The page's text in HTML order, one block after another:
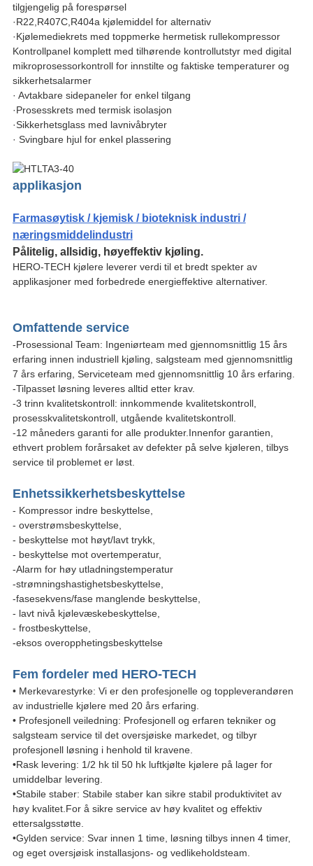
tilgjengelig på forespørsel
·R22,R407C,R404a kjølemiddel for alternativ
·Kjølemediekrets med toppmerke hermetisk rullekompressor
Kontrollpanel komplett med tilhørende kontrollutstyr med digital
mikroprosessorkontroll for innstilte og faktiske temperaturer og
sikkerhetsalarmer
· Avtakbare sidepaneler for enkel tilgang
·Prosesskrets med termisk isolasjon
·Sikkerhetsglass med lavnivåbryter
· Svingbare hjul for enkel plassering
applikasjon
Farmasøytisk / kjemisk / bioteknisk industri /
næringsmiddelindustri
Pålitelig, allsidig, høyeffektiv kjøling.
HERO-TECH kjølere leverer verdi til et bredt spekter av
applikasjoner med forbedrede energieffektive alternativer.
Omfattende service
-Prosessional Team: Ingeniørteam med gjennomsnittlig 15 års
erfaring innen industriell kjøling, salgsteam med gjennomsnittlig
7 års erfaring, Serviceteam med gjennomsnittlig 10 års erfaring.
-Tilpasset løsning leveres alltid etter krav.
-3 trinn kvalitetskontroll: innkommende kvalitetskontroll,
prosesskvalitetskontroll, utgående kvalitetskontroll.
-12 måneders garanti for alle produkter.Innenfor garantien,
ethvert problem forårsaket av defekter på selve kjøleren, tilbys
service til problemet er løst.
Enhetssikkerhetsbeskyttelse
- Kompressor indre beskyttelse,
- overstrømsbeskyttelse,
- beskyttelse mot høyt/lavt trykk,
- beskyttelse mot overtemperatur,
-Alarm for høy utladningstemperatur
-strømningshastighetsbeskyttelse,
-fasesekvens/fase manglende beskyttelse,
- lavt nivå kjølevæskebeskyttelse,
- frostbeskyttelse,
-eksos overopphetingsbeskyttelse
Fem fordeler med HERO-TECH
• Merkevarestyrke: Vi er den profesjonelle og toppleverandøren
av industrielle kjølere med 20 års erfaring.
• Profesjonell veiledning: Profesjonell og erfaren tekniker og
salgsteam service til det oversjøiske markedet, og tilbyr
profesjonell løsning i henhold til kravene.
•Rask levering: 1/2 hk til 50 hk luftkjølte kjølere på lager for
umiddelbar levering.
•Stabile staber: Stabile staber kan sikre stabil produktivitet av
høy kvalitet.For å sikre service av høy kvalitet og effektiv
ettersalgsstøtte.
•Gylden service: Svar innen 1 time, løsning tilbys innen 4 timer,
og eget oversjøisk installasjons- og vedlikeholdsteam.